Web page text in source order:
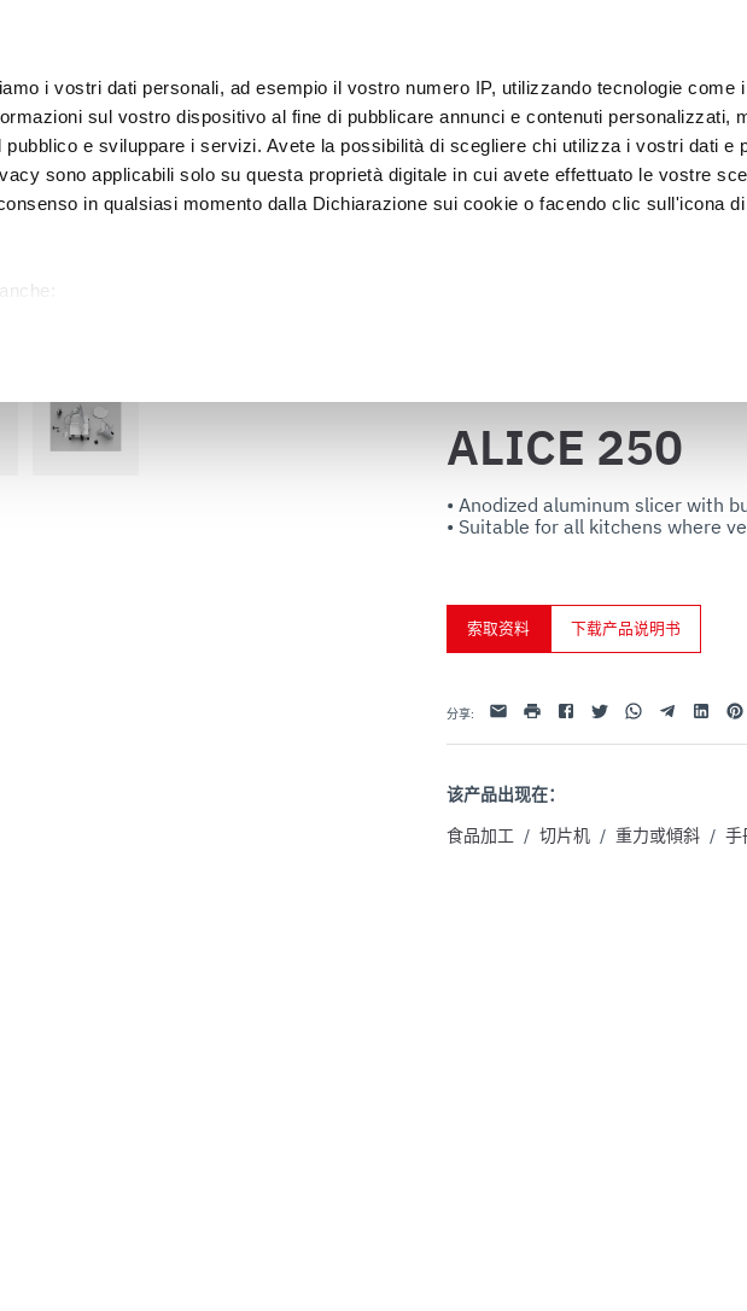
i vostri dati personali, ad esempio il vostro numero IP, utilizzando tecnologie come
sul vostro dispositivo al fine di pubblicare annunci e contenuti personalizzati,
e sviluppare i servizi. Avete la possibilità di scegliere chi utilizza i vostri dati e
sono applicabili solo su questa proprietà digitale in cui avete effettuato le vostre
in qualsiasi momento dalla Dichiarazione sui cookie o facendo clic sull'icona
scansionandolo attivamente alla ricerca di caratteristiche specifiche (impronte
dalla Dichiarazione sui cookie.
che l’utente possa usufruire del servizio richiesto, per personalizzare contenuti ed
analizzare il nostro traffico. Condividiamo inoltre informazioni sul modo in cui l’utente
di analisi dei dati web, pubblicità e social media, i quali potrebbero combinarle
客户
加工 包装 急速冷却器 食陈列
ALICE 250
• Anodized aluminum slicer with
• Suitable for all kitchens where
索取资料 下载产品说明书
分享: 电子邮件
打印 FacebookTwitterWhatsappTelegramLinkedin
该产品出现在：
食品加工 / 切片机 / 重力或傾斜 / 手